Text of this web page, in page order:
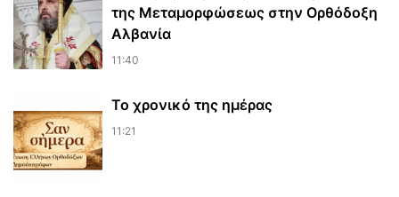
της Μεταμορφώσεως στην Ορθόδοξη
Αλβανία
11:40
Το χρονικό της ημέρας
11:21